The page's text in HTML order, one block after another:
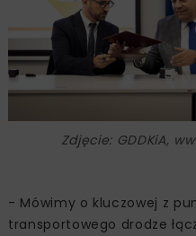
Zdjęcie: GDDKiA,
- Mówimy o kluczowej z
transportowego drodze